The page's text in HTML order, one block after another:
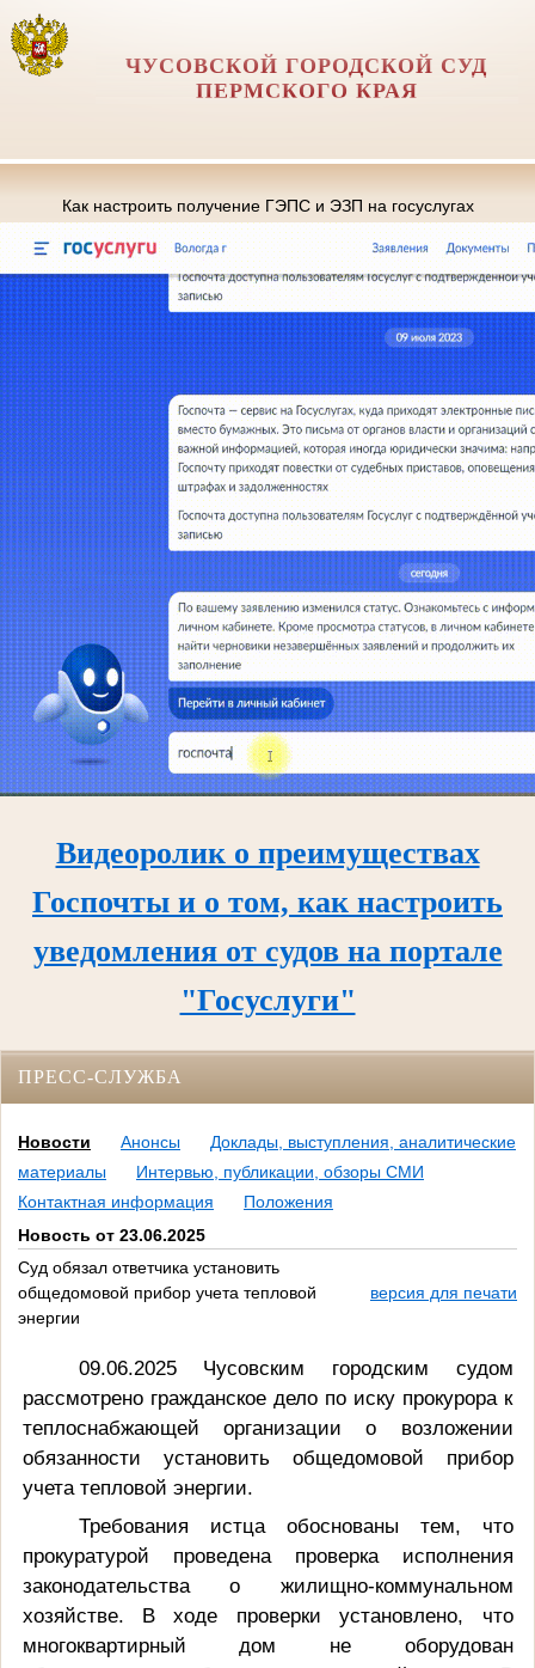
ЧУСОВСКОЙ ГОРОДСКОЙ СУД
ПЕРМСКОГО КРАЯ
Как настроить получение ГЭПС и ЭЗП на госуслугах
Видеоролик о преимуществах
Госпочты и о том, как настроить
уведомления от судов на портале
"Госуслуги"
ПРЕСС-СЛУЖБА
Новости Анонсы
Доклады, выступления, аналитические
материалы
Интервью, публикации, обзоры СМИ
Контактная информация
Положения
Новость от 23.06.2025
Суд обязал ответчика установить
общедомовой прибор учета тепловой
энергии
версия для печати
09.06.2025 Чусовским городским судом
рассмотрено гражданское дело по иску прокурора к
теплоснабжающей организации о возложении
обязанности установить общедомовой прибор
учета тепловой энергии.
Требования истца обоснованы тем, что
прокуратурой проведена проверка исполнения
законодательства о жилищно-коммунальном
хозяйстве. В ходе проверки установлено, что
многоквартирный дом не оборудован